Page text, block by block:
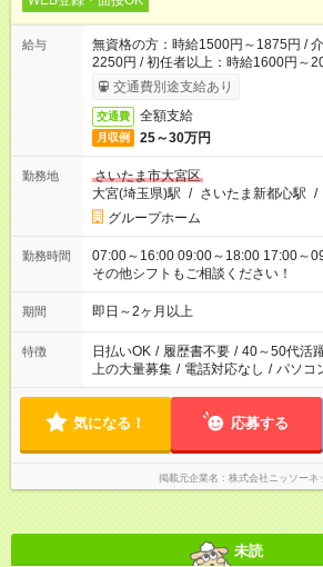
給与
無資格の方：時給1500円～1875円 /
2250円 / 初任者以上：時給1600円～
交通費別途支給あり
交通費 全額支給
月収例 25～30万円
勤務地
さいたま市大宮区
大宮(埼玉県)駅 / さいたま新都心駅 /
グループホーム
勤務時間
07:00～16:00 09:00～18:00 17:00～09:00 ※ 上記は一例
その他シフトもご相談ください！
期間 即日～2ヶ月以上
特徴 日払いOK / 履歴書不要 / 40～50代活
上の大量募集 / 電話対応なし / パソコ
気になる！ 応募する
掲載元企業名 株式会社ニッソーネ
未読